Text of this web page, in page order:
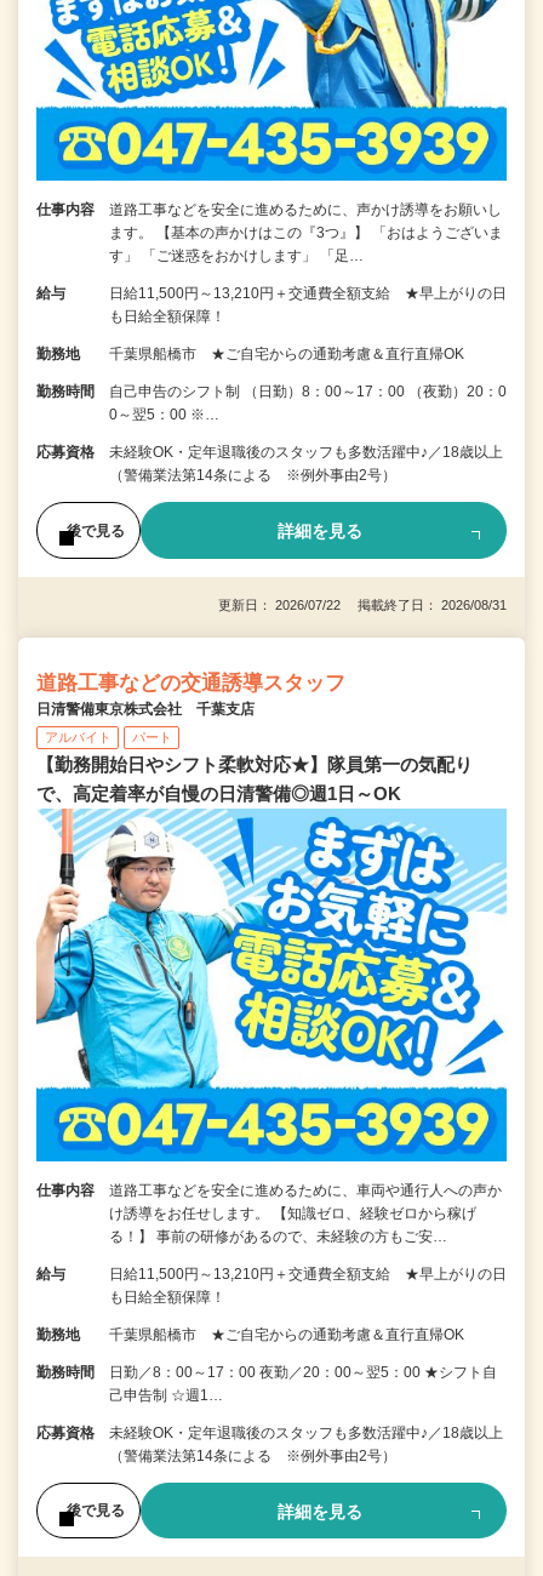
仕事内容
道路工事などを安全に進めるために、声かけ誘導をお願いし
ます。 【基本の声かけはこの『3つ』】 「おはようございま
す」 「ご迷惑をおかけします」 「足…
給与
日給11,500円～13,210円＋交通費全額支給 ★早上がりの日
も日給全額保障！
勤務地 千葉県船橋市 ★ご自宅からの通勤考慮＆直行直帰OK
勤務時間
自己申告のシフト制 （日勤）8：00～17：00 （夜勤）20：0
0～翌5：00 ※…
応募資格
未経験OK・定年退職後のスタッフも多数活躍中♪／18歳以上
（警備業法第14条による ※例外事由2号）
後で見る 詳細を見る
更新日： 2026/07/22 掲載終了日： 2026/08/31
道路工事などの交通誘導スタッフ
日清警備東京株式会社 千葉支店
アルバイト パート
【勤務開始日やシフト柔軟対応★】隊員第一の気配り
で、高定着率が自慢の日清警備◎週1日～OK
仕事内容
道路工事などを安全に進めるために、車両や通行人への声か
け誘導をお任せします。 【知識ゼロ、経験ゼロから稼げ
る！】 事前の研修があるので、未経験の方もご安…
給与
日給11,500円～13,210円＋交通費全額支給 ★早上がりの日
も日給全額保障！
勤務地 千葉県船橋市 ★ご自宅からの通勤考慮＆直行直帰OK
勤務時間
日勤／8：00～17：00 夜勤／20：00～翌5：00 ★シフト自
己申告制 ☆週1…
応募資格
未経験OK・定年退職後のスタッフも多数活躍中♪／18歳以上
（警備業法第14条による ※例外事由2号）
後で見る 詳細を見る